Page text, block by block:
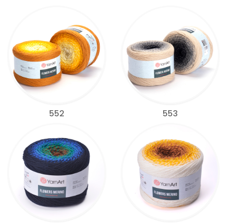
552 553